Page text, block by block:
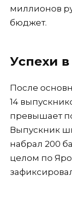
миллионов
бюджет.
Успехи
После
14
превышает
Выпускник
набрал 200
целом по